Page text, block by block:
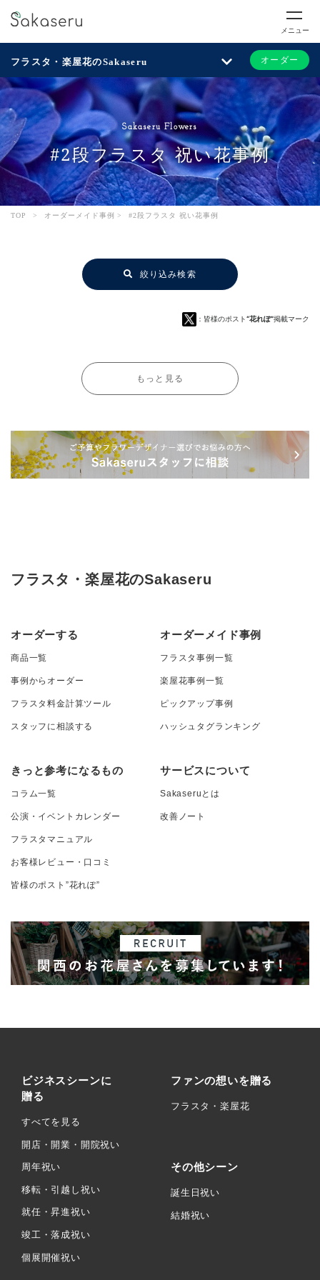
メニュー
フラスタ・楽屋花のSakaseru オーダー
Sakaseru Flowers
#2段フラスタ 祝い花事例
TOP > オーダーメイド事例 > #2段フラスタ 祝い花事例
絞り込み検索
：皆様のポスト“花れぽ”掲載マーク
もっと見る
フラスタ・楽屋花のSakaseru
オーダーする
商品一覧
事例からオーダー
フラスタ料金計算ツール
スタッフに相談する
オーダーメイド事例
フラスタ事例一覧
楽屋花事例一覧
ピックアップ事例
ハッシュタグランキング
きっと参考になるもの
コラム一覧
公演・イベントカレンダー
フラスタマニュアル
お客様レビュー・口コミ
皆様のポスト”花れぽ”
サービスについて
Sakaseruとは
改善ノート
ビジネスシーンに
贈る
すべてを見る
開店・開業・開院祝い
周年祝い
移転・引越し祝い
就任・昇進祝い
竣工・落成祝い
個展開催祝い
ファンの想いを贈る
フラスタ・楽屋花
その他シーン
誕生日祝い
結婚祝い